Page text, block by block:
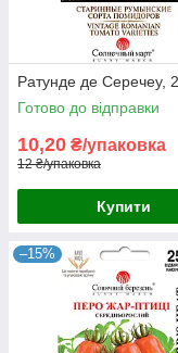
Ратунде де Серечеу,
Готово до відправки
10,20 ₴/упаковка
12 ₴/упаковка
Купити
–15%